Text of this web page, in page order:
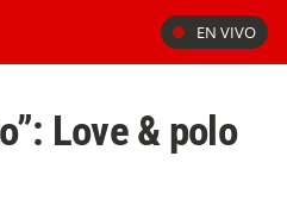
EN VIVO
Love & polo